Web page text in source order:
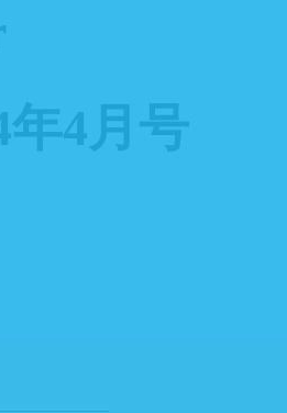
年4月号